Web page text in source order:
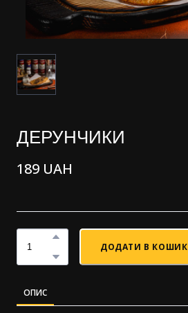
ДЕРУНЧИКИ
189 UAH
ДОДАТИ В КОШИК
ОПИС